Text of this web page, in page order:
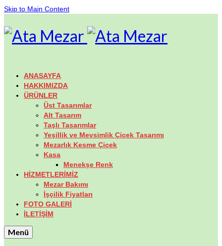
Skip to Main Content
ANASAYFA
HAKKIMIZDA
ÜRÜNLER
Üst Tasarımlar
Alt Tasarım
Taşlı Tasarımlar
Yeşillik ve Mevsimlik Çicek Tasarımı
Mezarlık Kesme Çicek
Kasa
Menekşe Renk
HİZMETLERİMİZ
Mezar Bakımı
İşçilik Fiyatları
FOTO GALERİ
İLETİŞİM
Menü